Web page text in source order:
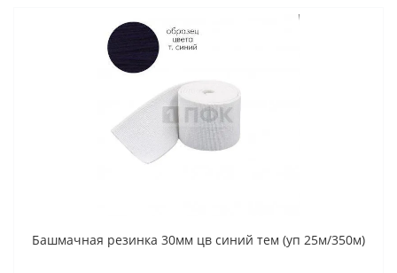
Башмачная резинка 30мм цв синий тем (уп 25м/350м)